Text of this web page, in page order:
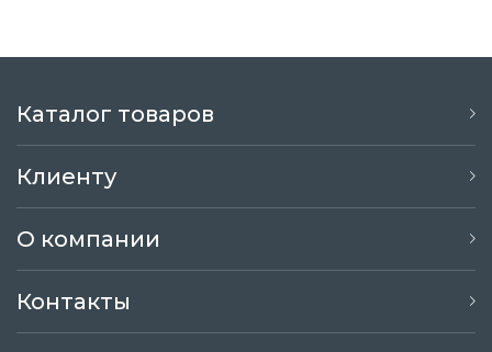
Каталог товаров
Клиенту
О компании
Контакты